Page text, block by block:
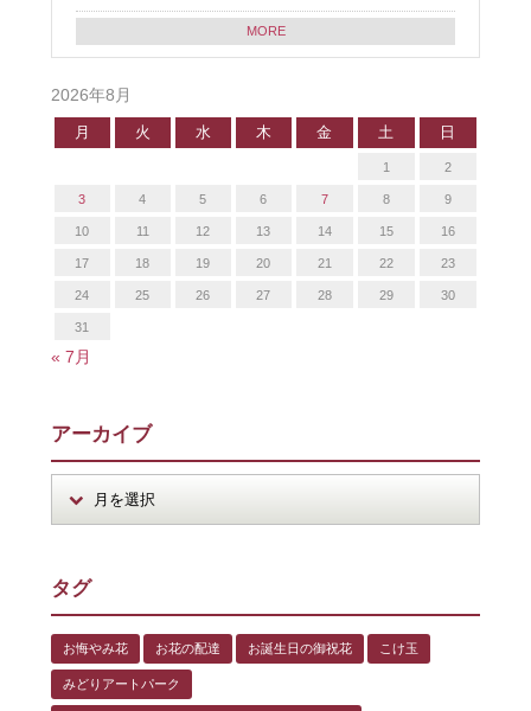
MORE
2026年8月
月 火 水 木 金 土 日
1 2
3 4 5 6 7 8 9
10 11 12 13 14 15 16
17 18 19 20 21 22 23
24 25 26 27 28 29 30
31
« 7月
アーカイブ
タグ
お悔やみ花 お花の配達 お誕生日の御祝花 こけ玉
みどりアートパーク